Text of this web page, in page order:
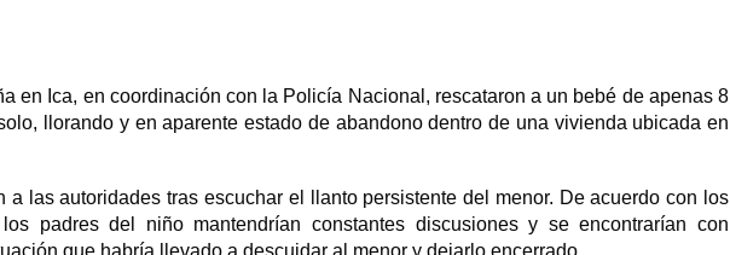
en Ica, en coordinación con la Policía Nacional, rescataron a un bebé de apenas 8
llorando y en aparente estado de abandono dentro de una vivienda ubicada en
a las autoridades tras escuchar el llanto persistente del menor. De acuerdo con los
padres del niño mantendrían constantes discusiones y se encontrarían con
que habría llevado a descuidar al menor y dejarlo encerrado.